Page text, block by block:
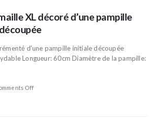
XL décoré d’une pampille
d'une pampille initiale découpée
Longueur: 60cm Diamètre de la pampille:
Off